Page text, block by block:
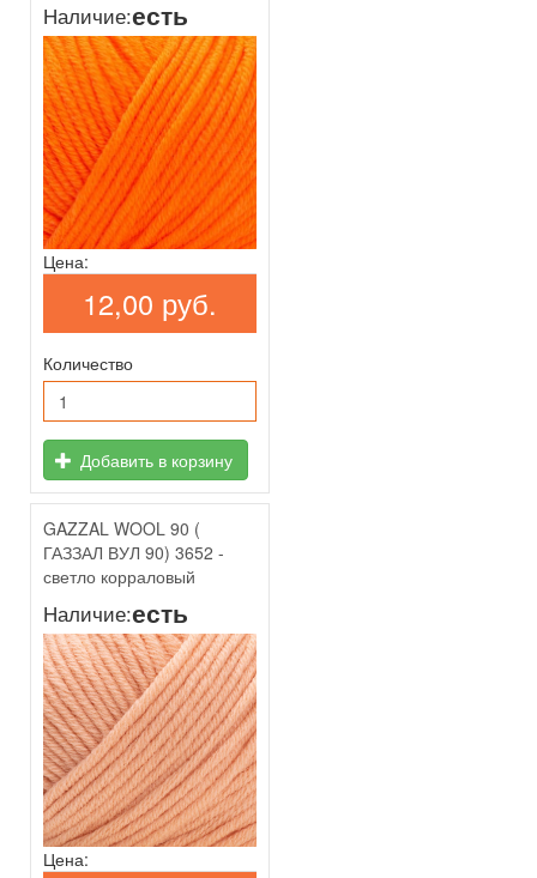
Наличие:есть
Цена:
12,00 руб.
Количество
Добавить в корзину
GAZZAL WOOL 90 (
ГАЗЗАЛ ВУЛ 90) 3652 -
светло корраловый
Наличие:есть
Цена: